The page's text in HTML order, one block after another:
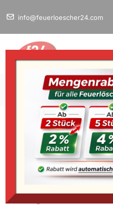
info@feuerloescher24.com
Startseite»Erste-Hilfe
Die Augen sind bei jedem